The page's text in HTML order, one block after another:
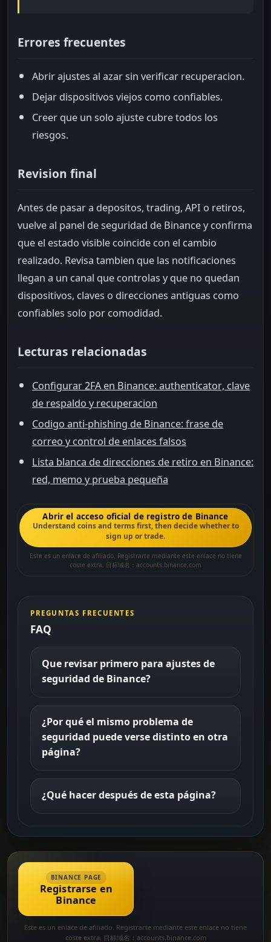
Errores frecuentes
Abrir ajustes al azar sin verificar recuperacion.
Dejar dispositivos viejos como confiables.
Creer que un solo ajuste cubre todos los
riesgos.
Revision final
Antes de pasar a depositos, trading, API o retiros,
vuelve al panel de seguridad de Binance y confirma
que el estado visible coincide con el cambio
realizado. Revisa tambien que las notificaciones
llegan a un canal que controlas y que no quedan
dispositivos, claves o direcciones antiguas como
confiables solo por comodidad.
Lecturas relacionadas
Configurar 2FA en Binance: authenticator, clave
de respaldo y recuperacion
Codigo anti-phishing de Binance: frase de
correo y control de enlaces falsos
Lista blanca de direcciones de retiro en Binance:
red, memo y prueba pequeña
Abrir el acceso oficial de registro de Binance
Understand coins and terms first, then decide whether to
sign up or trade.
Este es un enlace de afiliado. Registrarte mediante este enlace no tiene
coste extra. 目标域名：accounts.binance.com
PREGUNTAS FRECUENTES
FAQ
Que revisar primero para ajustes de
seguridad de Binance?
¿Por qué el mismo problema de
seguridad puede verse distinto en otra
página?
¿Qué hacer después de esta página?
BINANCE PAGE
Registrarse en
Binance
Este es un enlace de afiliado. Registrarte mediante este enlace no tiene
coste extra. 目标域名：accounts.binance.com